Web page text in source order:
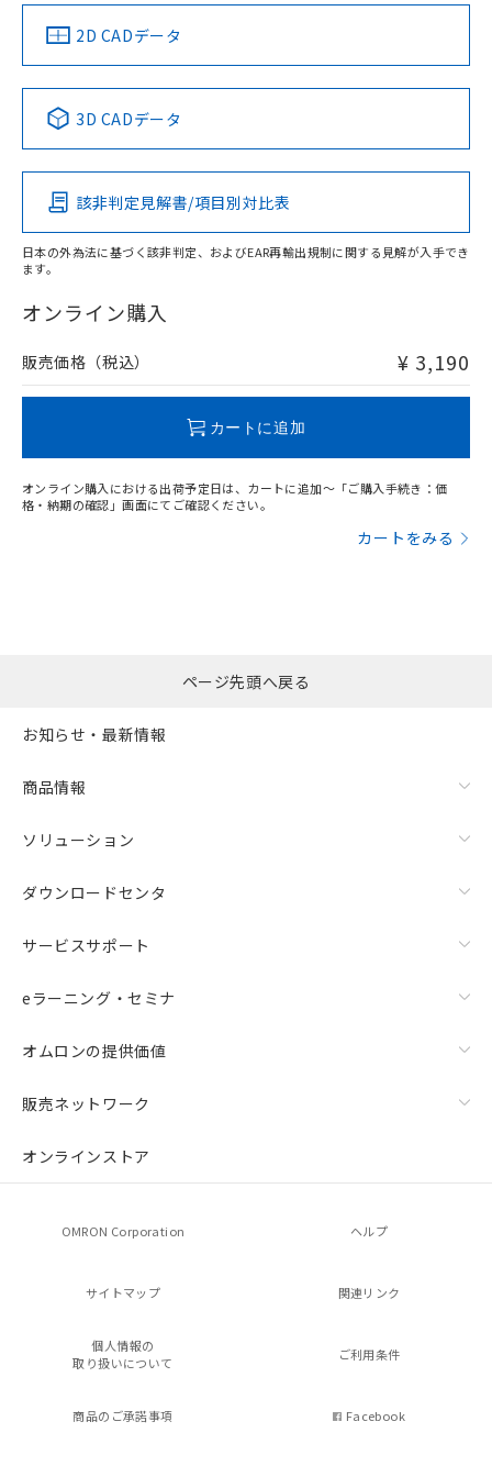
中国 RoHS 注意事項・凡例
Pb Hg Cd Cr(VI)
O
在庫等で未対応品が混在する可能性があります。
問い合わせください。
2D CADデータ
3D CADデータ
該非判定見解書/項目別対比表
日本の外為法に基づく該非判定、およびEAR再輸出規制に関する見解が入手でき
ます。
オンライン購入
販売価格（税込） ¥ 3,190
カートに追加
オンライン購入における出荷予定日は、カートに追加～「ご購入手続き：価
格・納期の確認」画面にてご確認ください。
カートをみる
ページ先頭へ戻る
お知らせ・最新情報
商品情報
ソリューション
ダウンロードセンタ
サービスサポート
eラーニング・セミナ
オムロンの提供価値
販売ネットワーク
オンラインストア
OMRON Corporation ヘルプ
サイトマップ 関連リンク
個人情報の
取り扱いについて
ご利用条件
商品のご承諾事項 Facebook